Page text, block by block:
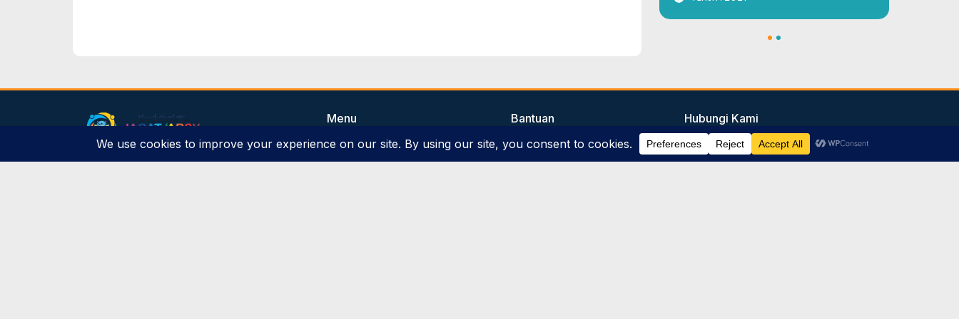
Pesantren Peradaban Dunia JAGAT
Menu
Beranda
Bantuan
Tata Cara PPDB
Hubungi Kami
info@jagatarsy.sch.id